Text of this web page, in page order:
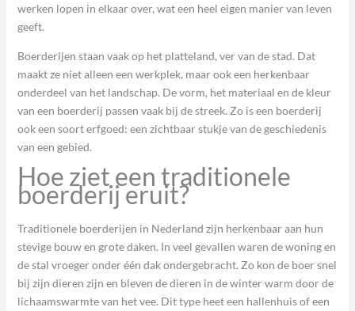
werken lopen in elkaar over, wat een heel eigen manier van leven
geeft.
Boerderijen staan vaak op het platteland, ver van de stad. Dat
maakt ze niet alleen een werkplek, maar ook een herkenbaar
onderdeel van het landschap. De vorm, het materiaal en de kleur
van een boerderij passen vaak bij de streek. Zo is een boerderij
ook een soort erfgoed: een zichtbaar stukje van de geschiedenis
van een gebied.
Hoe ziet een traditionele
boerderij eruit?
Traditionele boerderijen in Nederland zijn herkenbaar aan hun
stevige bouw en grote daken. In veel gevallen waren de woning en
de stal vroeger onder één dak ondergebracht. Zo kon de boer snel
bij zijn dieren zijn en bleven de dieren in de winter warm door de
lichaamswarmte van het vee. Dit type heet een hallenhuis of een